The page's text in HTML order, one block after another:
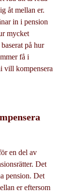
åt mellan er.
in i pension
mycket
på hur
få i
vill kompensera
en del av
Det
pension. Det
er eftersom